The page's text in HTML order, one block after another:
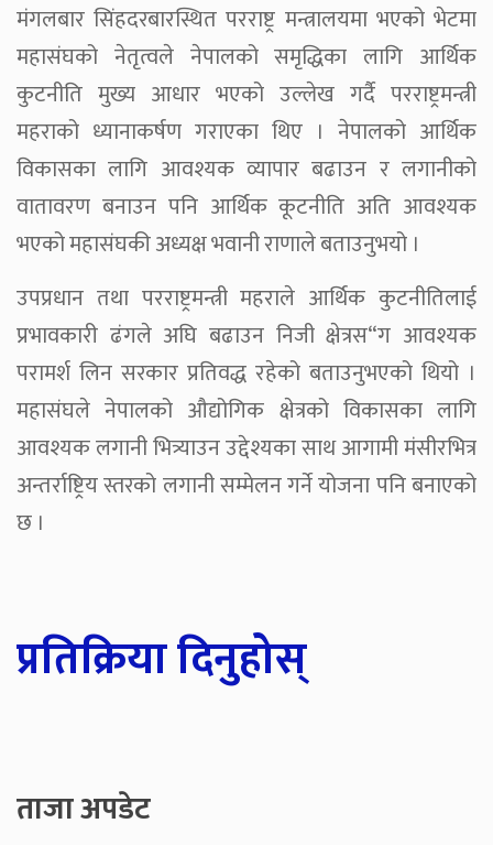
मंगलबार सिंहदरबारस्थित परराष्ट्र मन्त्रालयमा भएको भेटमा
महासंघको नेतृत्वले नेपालको समृद्धिका लागि आर्थिक
कुटनीति मुख्य आधार भएको उल्लेख गर्दै परराष्ट्रमन्त्री
महराको ध्यानाकर्षण गराएका थिए । नेपालको आर्थिक
विकासका लागि आवश्यक व्यापार बढाउन र लगानीको
वातावरण बनाउन पनि आर्थिक कूटनीति अति आवश्यक
भएको महासंघकी अध्यक्ष भवानी राणाले बताउनुभयो ।
उपप्रधान तथा परराष्ट्रमन्त्री महराले आर्थिक कुटनीतिलाई
प्रभावकारी ढंगले अघि बढाउन निजी क्षेत्रस“ग आवश्यक
परामर्श लिन सरकार प्रतिवद्ध रहेको बताउनुभएको थियो ।
महासंघले नेपालको औद्योगिक क्षेत्रको विकासका लागि
आवश्यक लगानी भित्र्याउन उद्देश्यका साथ आगामी मंसीरभित्र
अन्तर्राष्ट्रिय स्तरको लगानी सम्मेलन गर्ने योजना पनि बनाएको
छ ।
प्रतिक्रिया दिनुहोस्
ताजा अपडेट